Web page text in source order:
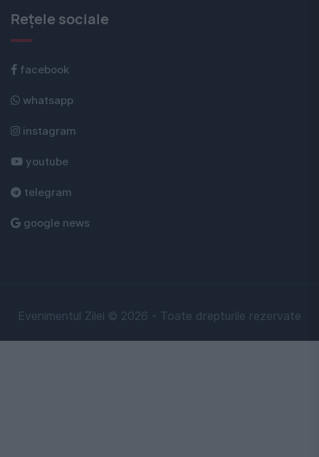
Rețele sociale
facebook
whatsapp
instagram
youtube
telegram
google news
Evenimentul Zilei © 2026 - Toate drepturile rezervate